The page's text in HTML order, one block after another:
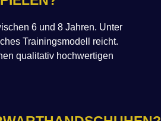
6 und 8 Jahren. Unter
Trainingsmodell reicht.
qualitativ hochwertigen